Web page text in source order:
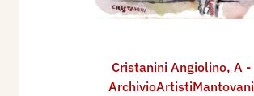
Cristanini Angiolino, A -
ArchivioArtistiMantovani